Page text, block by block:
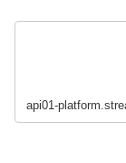
api01-